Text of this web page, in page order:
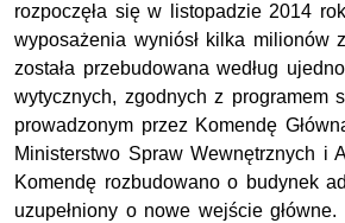
rozpoczęła się w listopadzie 2014
wyposażenia wyniósł kilka milionów
została przebudowana według
wytycznych, zgodnych z programem
prowadzonym przez Komendę
Ministerstwo Spraw Wewnętrznych i
Komendę rozbudowano o budynek
uzupełniony o nowe wejście